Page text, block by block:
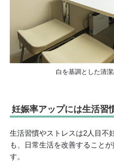
白を基調とした清潔
妊娠率アップには生活習
生活習慣やストレスは2人目不
も、日常生活を改善すること
す。